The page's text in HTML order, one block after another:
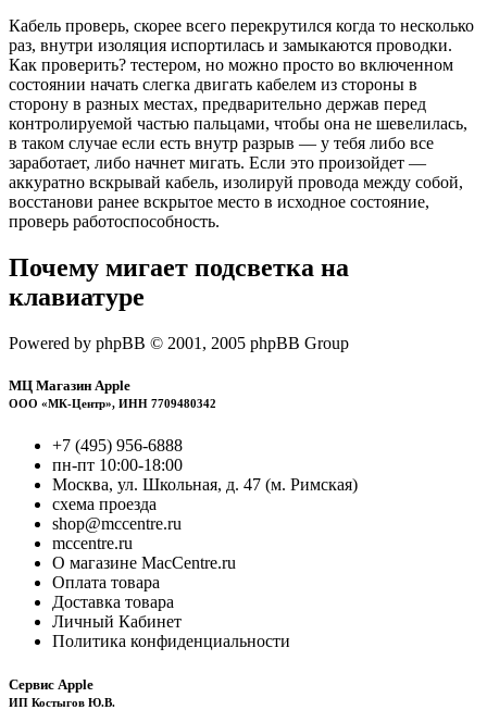
Кабель проверь, скорее всего перекрутился когда то несколько
раз, внутри изоляция испортилась и замыкаются проводки.
Как проверить? тестером, но можно просто во включенном
состоянии начать слегка двигать кабелем из стороны в
сторону в разных местах, предварительно держав перед
контролируемой частью пальцами, чтобы она не шевелилась,
в таком случае если есть внутр разрыв — у тебя либо все
заработает, либо начнет мигать. Если это произойдет —
аккуратно вскрывай кабель, изолируй провода между собой,
восстанови ранее вскрытое место в исходное состояние,
проверь работоспособность.
Почему мигает подсветка на
клавиатуре
Powered by phpBB © 2001, 2005 phpBB Group
МЦ Магазин Apple
ООО «МК-Центр», ИНН 7709480342
+7 (495) 956-6888
пн-пт 10:00-18:00
Москва, ул. Школьная, д. 47 (м. Римская)
схема проезда
shop@mccentre.ru
mccentre.ru
О магазине MacCentre.ru
Оплата товара
Доставка товара
Личный Кабинет
Политика конфиденциальности
Сервис Apple
ИП Костыгов Ю.В.